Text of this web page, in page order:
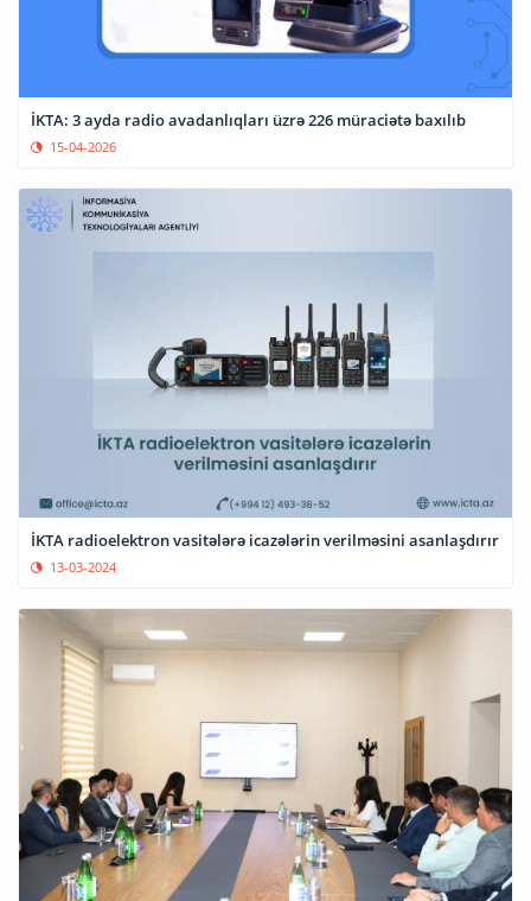
İKTA: 3 ayda radio avadanlıqları üzrə 226 müraciətə baxılıb
15-04-2026
İKTA radioelektron vasitələrə icazələrin verilməsini asanlaşdırır
13-03-2024